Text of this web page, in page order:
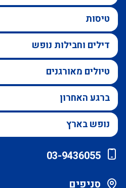
טיסות
דילים וחבילות נופש
טיולים מאורגנים
ברגע האחרון
נופש בארץ
03-9436055
סניפים